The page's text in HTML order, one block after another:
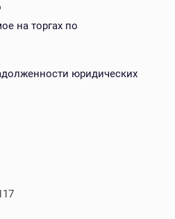
на торгах по
юридических